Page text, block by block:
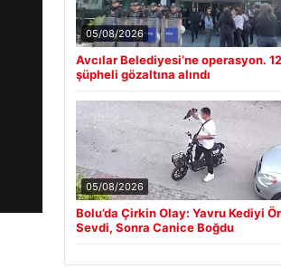
05/08/2026
Avcılar Belediyesi’ne operasyon. 12
şüpheli gözaltına alındı
05/08/2026
Bolu’da Çirkin Olay: Yavru Kediyi
Sevdi, Sonra Canice Boğdu